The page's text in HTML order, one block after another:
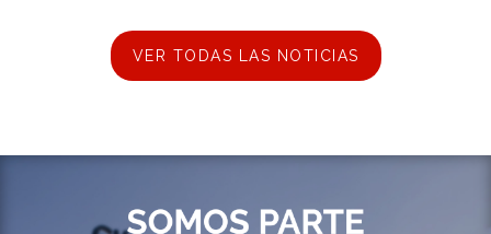
VER TODAS LAS NOTICIAS